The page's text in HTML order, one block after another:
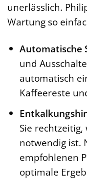
unerlässlich.
Wartung so
Automatische
und
automatisch
Kaffeereste
Sie
notwendig ist.
empfohlenen
optimale